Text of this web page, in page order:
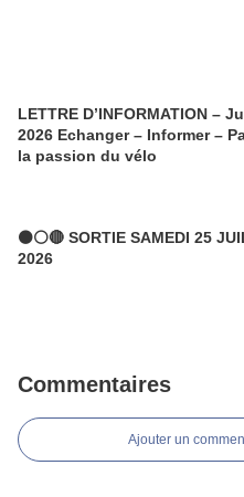
LETTRE D’INFORMATION –
2026 Echanger – Informer –
la passion du vélo
⚫⚪🔴 SORTIE SAMEDI 25
2026
Commentaires
Ajouter un